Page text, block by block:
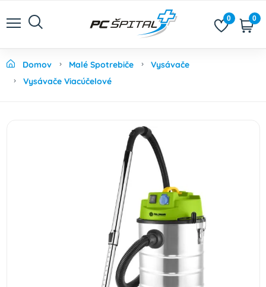
0 0
Domov Malé Spotrebiče
Vysávače
Vysávače Viacúčelové